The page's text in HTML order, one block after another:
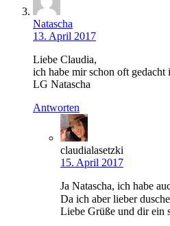
Natascha
13. April 2017
Liebe Claudia,
ich habe mir schon oft
LG Natascha
Antworten
claudialasetzki
15. April 2017
Ja Natascha, ich habe
Da ich aber lieber
Liebe Grüße und dir ein